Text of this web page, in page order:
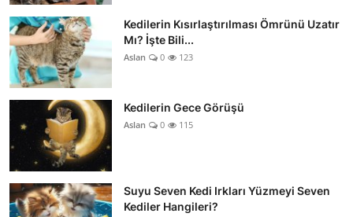
Kedilerin Kısırlaştırılması Ömrünü Uzatır
Mı? İşte Bili...
Aslan 0 123
Kedilerin Gece Görüşü
Aslan 0 115
Suyu Seven Kedi Irkları Yüzmeyi Seven
Kediler Hangileri?